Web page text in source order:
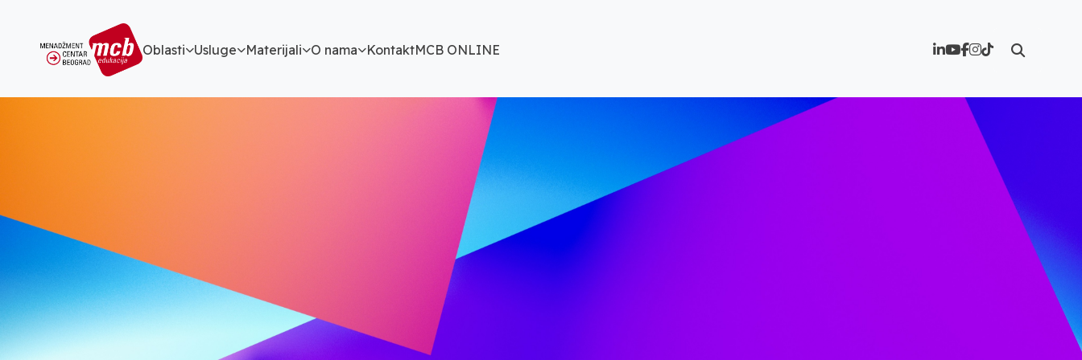
Oblasti Usluge Materijali O nama KontaktMCB ONLINE